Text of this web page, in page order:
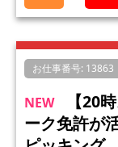
お仕事番号: 13863
NEW
【20
ーク免許が